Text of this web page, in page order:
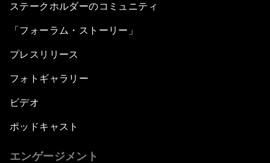
ステークホルダーのコミュニティ
「フォーラム・ストーリー」
プレスリリース
フォトギャラリー
ビデオ
ポッドキャスト
エンゲージメント